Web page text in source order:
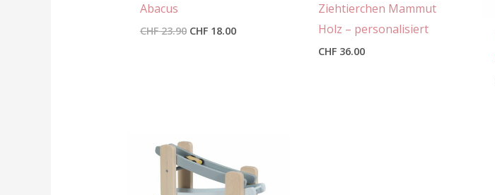
Abacus
CHF23.90 CHF18.00
Ziehtierchen Mammut
Holz – personalisiert
CHF36.00